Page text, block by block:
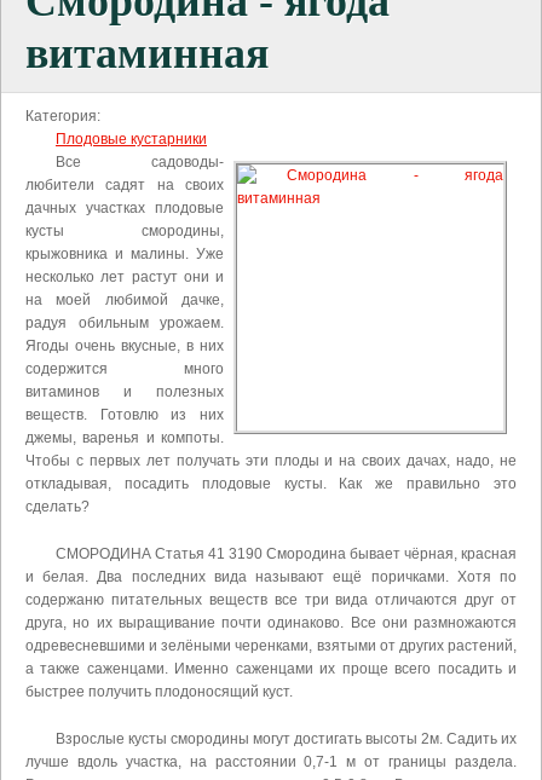
витаминная
Категория:
Плодовые кустарники
Все садоводы-
любители садят на своих
дачных участках плодовые
кусты смородины,
крыжовника и малины. Уже
несколько лет растут они и
на моей любимой дачке,
радуя обильным урожаем.
Ягоды очень вкусные, в них
содержится много
витаминов и полезных
веществ. Готовлю из них
джемы, варенья и компоты.
Чтобы с первых лет получать эти плоды и на своих дачах, надо, не
откладывая, посадить плодовые кусты. Как же правильно это
сделать?
СМОРОДИНА Статья 41 3190 Смородина бывает чёрная, красная
и белая. Два последних вида называют ещё поричками. Хотя по
содержаню питательных веществ все три вида отличаются друг от
друга, но их выращивание почти одинаково. Все они размножаются
одревесневшими и зелёными черенками, взятыми от других растений,
а также саженцами. Именно саженцами их проще всего посадить и
быстрее получить плодоносящий куст.
Взрослые кусты смородины могут достигать высоты 2м. Садить их
лучше вдоль участка, на расстоянии 0,7-1 м от границы раздела.